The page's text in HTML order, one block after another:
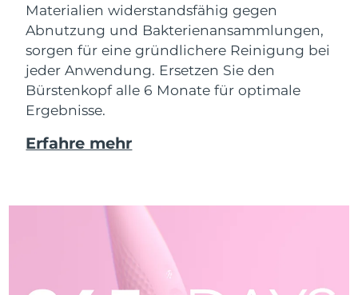
Materialien widerstandsfähig gegen
Abnutzung und Bakterienansammlungen,
sorgen für eine gründlichere Reinigung bei
jeder Anwendung. Ersetzen Sie den
Bürstenkopf alle 6 Monate für optimale
Ergebnisse.
Erfahre mehr